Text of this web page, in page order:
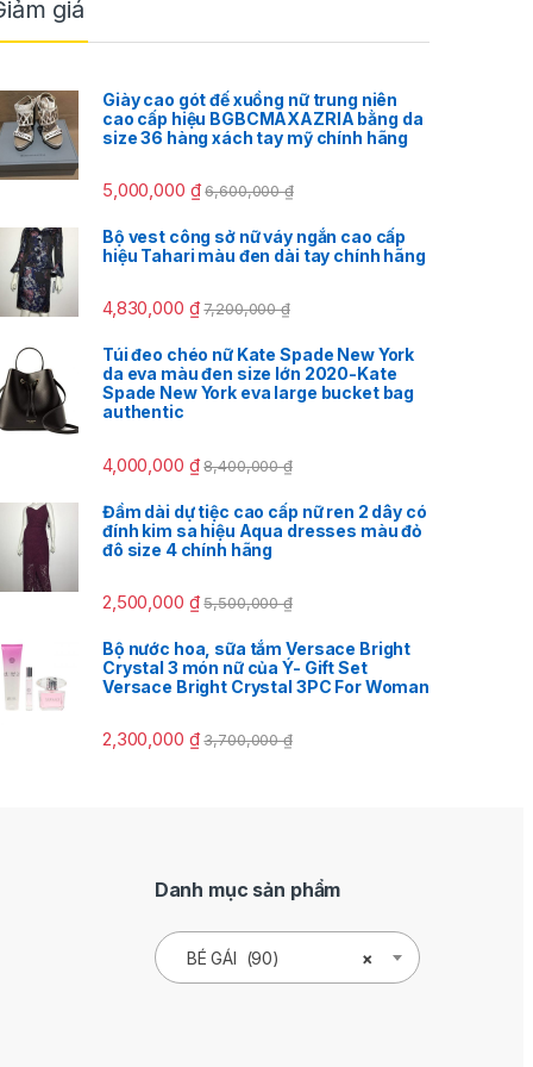
giá
Giày cao gót đế xuồng nữ trung niên
cao cấp hiệu BGBCMAXAZRIA bằng da
size 36 hàng xách tay mỹ chính hãng
5,000,000 ₫ 6,600,000₫
Bộ vest công sở nữ váy ngắn cao cấp
hiệu Tahari màu đen dài tay chính hãng
4,830,000 ₫ 7,200,000₫
Túi đeo chéo nữ Kate Spade New York
da eva màu đen size lớn 2020-Kate
Spade New York eva large bucket bag
authentic
4,000,000 ₫ 8,400,000₫
Đầm dài dự tiệc cao cấp nữ ren 2 dây có
đính kim sa hiệu Aqua dresses màu đỏ
đô size 4 chính hãng
2,500,000 ₫ 5,500,000₫
Bộ nước hoa, sữa tắm Versace Bright
Crystal 3 món nữ của Ý- Gift Set
Versace Bright Crystal 3PC For Woman
2,300,000 ₫ 3,700,000₫
Danh mục sản phẩm
×
BÉ GÁI (90)